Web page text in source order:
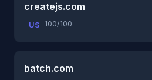
createjs.com
US 100/100
batch.com